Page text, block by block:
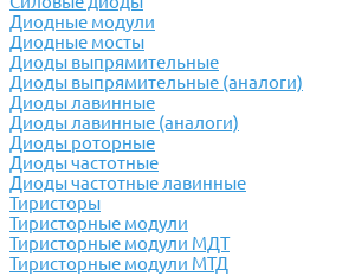
Диодные модули
Диодные мосты
Диоды выпрямительные
Диоды выпрямительные (аналоги)
Диоды лавинные
Диоды лавинные (аналоги)
Диоды роторные
Диоды частотные
Диоды частотные лавинные
Тиристоры
Тиристорные модули
Тиристорные модули МДТ
Тиристорные модули МТД